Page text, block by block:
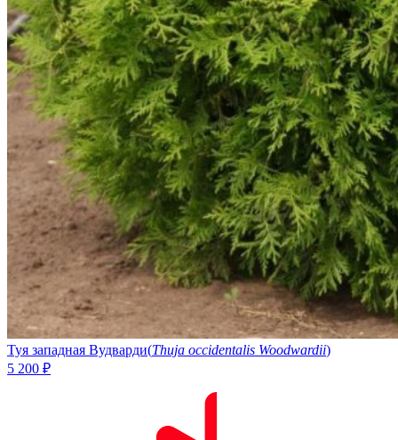
Туя западная Вудварди(Thuja occidentalis Woodwardii)
5 200 ₽